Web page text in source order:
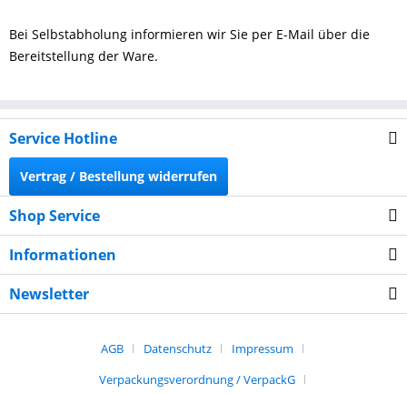
Bei Selbstabholung informieren wir Sie per E-Mail über die
Bereitstellung der Ware.
Service Hotline
Vertrag / Bestellung widerrufen
Shop Service
Informationen
Newsletter
AGB Datenschutz
Impressum
Verpackungsverordnung / VerpackG